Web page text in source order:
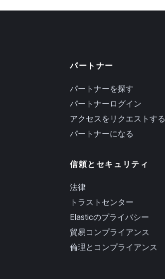
パートナー
パートナーを探す
パートナーログイン
アクセスをリクエストする
パートナーになる
信頼とセキュリティ
法律
トラストセンター
Elasticのプライバシー
貿易コンプライアンス
倫理とコンプライアンス